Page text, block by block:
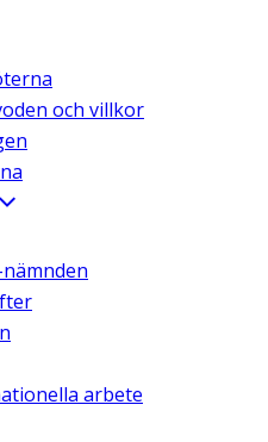
och villkor
arbete